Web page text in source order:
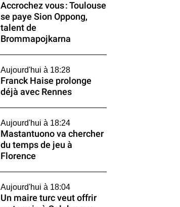
Accrochez vous : Toulouse
se paye Sion Oppong,
talent de
Brommapojkarna
Aujourd'hui à 18:28
Franck Haise prolonge
déjà avec Rennes
Aujourd'hui à 18:24
Mastantuono va chercher
du temps de jeu à
Florence
Aujourd'hui à 18:04
Un maire turc veut offrir